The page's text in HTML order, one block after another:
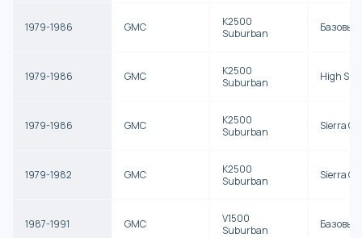
1979-1986 GMC
K2500
Suburban
Базовый
1979-1986 GMC
K2500
Suburban
High
1979-1986 GMC
K2500
Suburban
Sierra
1979-1982 GMC
K2500
Suburban
Sierra
1987-1991 GMC
V1500
Suburban
Базовый